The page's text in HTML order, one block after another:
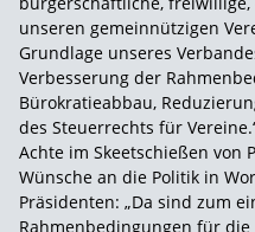
unseren gemeinnützigen
Grundlage unseres
Verbesserung der
Bürokratieabbau,
des Steuerrechts für
Achte im Skeetschießen von
Wünsche an die Politik in
Präsidenten: „Da sind zum
Rahmenbedingungen für